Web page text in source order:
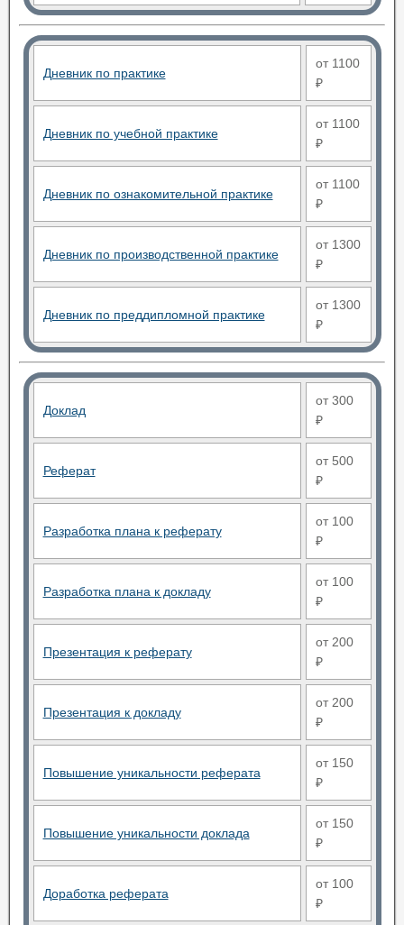
Дневник по практике
от 1100
₽
Дневник по учебной практике
от 1100
₽
Дневник по ознакомительной практике
от 1100
₽
Дневник по производственной практике
от 1300
₽
Дневник по преддипломной практике
от 1300
₽
Доклад
от 300
₽
Реферат
от 500
₽
Разработка плана к реферату
от 100
₽
Разработка плана к докладу
от 100
₽
Презентация к реферату
от 200
₽
Презентация к докладу
от 200
₽
Повышение уникальности реферата
от 150
₽
Повышение уникальности доклада
от 150
₽
Доработка реферата
от 100
₽